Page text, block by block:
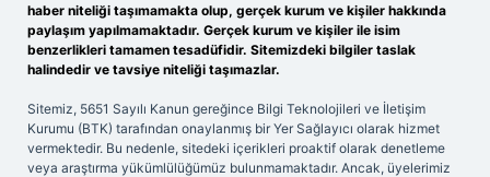
haber niteliği taşımamakta olup, gerçek kurum ve kişiler hakkında
paylaşım yapılmamaktadır. Gerçek kurum ve kişiler ile isim
benzerlikleri tamamen tesadüfidir. Sitemizdeki bilgiler taslak
halindedir ve tavsiye niteliği taşımazlar.
Sitemiz, 5651 Sayılı Kanun gereğince Bilgi Teknolojileri ve İletişim
Kurumu (BTK) tarafından onaylanmış bir Yer Sağlayıcı olarak hizmet
vermektedir. Bu nedenle, sitedeki içerikleri proaktif olarak denetleme
veya araştırma yükümlülüğümüz bulunmamaktadır. Ancak, üyelerimiz